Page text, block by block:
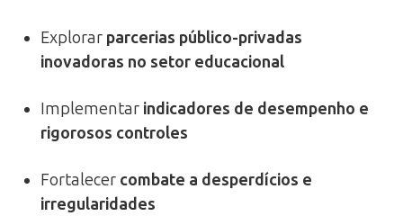
Explorar parcerias público-privadas
inovadoras no setor educacional
Implementar indicadores de desempenho e
rigorosos controles
Fortalecer combate a desperdícios e
irregularidades